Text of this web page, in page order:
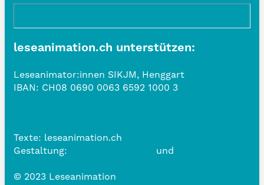
leseanimation.ch unterstützen:
Leseanimator:innen SIKJM, Henggart
IBAN: CH08 0690 0063 6592 1000 3
Texte: leseanimation.ch
Gestaltung:
und
© 2023 Leseanimation